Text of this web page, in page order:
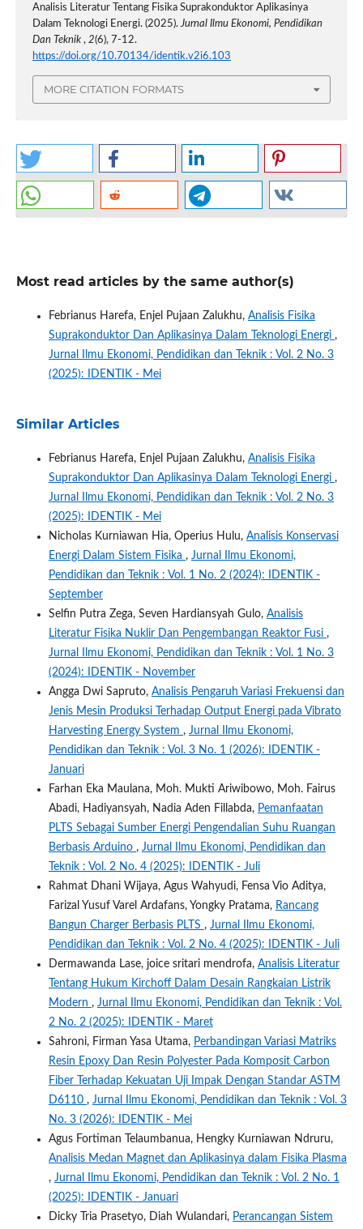
Analisis Literatur Tentang Fisika Suprakonduktor Aplikasinya
Dalam Teknologi Energi. (2025).Jurnal Ilmu Ekonomi, Pendidikan
Dan Teknik , 2(6), 7-12.
https://doi.org/10.70134/identik.v2i6.103
MORE CITATION FORMATS
Most read articles by the same author(s)
Febrianus Harefa, Enjel Pujaan Zalukhu, Analisis Fisika
Suprakonduktor Dan Aplikasinya Dalam Teknologi Energi ,
Jurnal Ilmu Ekonomi, Pendidikan dan Teknik : Vol. 2 No. 3
(2025): IDENTIK - Mei
Similar Articles
Febrianus Harefa, Enjel Pujaan Zalukhu, Analisis Fisika
Suprakonduktor Dan Aplikasinya Dalam Teknologi Energi ,
Jurnal Ilmu Ekonomi, Pendidikan dan Teknik : Vol. 2 No. 3
(2025): IDENTIK - Mei
Nicholas Kurniawan Hia, Operius Hulu, Analisis Konservasi
Energi Dalam Sistem Fisika , Jurnal Ilmu Ekonomi,
Pendidikan dan Teknik : Vol. 1 No. 2 (2024): IDENTIK -
September
Selfin Putra Zega, Seven Hardiansyah Gulo, Analisis
Literatur Fisika Nuklir Dan Pengembangan Reaktor Fusi ,
Jurnal Ilmu Ekonomi, Pendidikan dan Teknik : Vol. 1 No. 3
(2024): IDENTIK - November
Angga Dwi Sapruto, Analisis Pengaruh Variasi Frekuensi dan
Jenis Mesin Produksi Terhadap Output Energi pada Vibrato
Harvesting Energy System , Jurnal Ilmu Ekonomi,
Pendidikan dan Teknik : Vol. 3 No. 1 (2026): IDENTIK -
Januari
Farhan Eka Maulana, Moh. Mukti Ariwibowo, Moh. Fairus
Abadi, Hadiyansyah, Nadia Aden Fillabda, Pemanfaatan
PLTS Sebagai Sumber Energi Pengendalian Suhu Ruangan
Berbasis Arduino , Jurnal Ilmu Ekonomi, Pendidikan dan
Teknik : Vol. 2 No. 4 (2025): IDENTIK - Juli
Rahmat Dhani Wijaya, Agus Wahyudi, Fensa Vio Aditya,
Farizal Yusuf Varel Ardafans, Yongky Pratama, Rancang
Bangun Charger Berbasis PLTS , Jurnal Ilmu Ekonomi,
Pendidikan dan Teknik : Vol. 2 No. 4 (2025): IDENTIK - Juli
Dermawanda Lase, joice sritari mendrofa, Analisis Literatur
Tentang Hukum Kirchoff Dalam Desain Rangkaian Listrik
Modern , Jurnal Ilmu Ekonomi, Pendidikan dan Teknik : Vol.
2 No. 2 (2025): IDENTIK - Maret
Sahroni, Firman Yasa Utama, Perbandingan Variasi Matriks
Resin Epoxy Dan Resin Polyester Pada Komposit Carbon
Fiber Terhadap Kekuatan Uji Impak Dengan Standar ASTM
D6110 , Jurnal Ilmu Ekonomi, Pendidikan dan Teknik : Vol. 3
No. 3 (2026): IDENTIK - Mei
Agus Fortiman Telaumbanua, Hengky Kurniawan Ndruru,
Analisis Medan Magnet dan Aplikasinya dalam Fisika Plasma
, Jurnal Ilmu Ekonomi, Pendidikan dan Teknik : Vol. 2 No. 1
(2025): IDENTIK - Januari
Dicky Tria Prasetyo, Diah Wulandari, Perancangan Sistem